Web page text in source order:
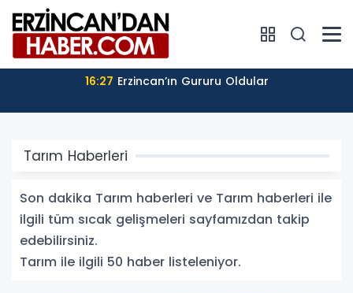
Tarım Haberleri
Son dakika Tarım haberleri ve Tarım haberleri ile
ilgili tüm sıcak gelişmeleri sayfamızdan takip
edebilirsiniz.
Tarım ile ilgili 50 haber listeleniyor.